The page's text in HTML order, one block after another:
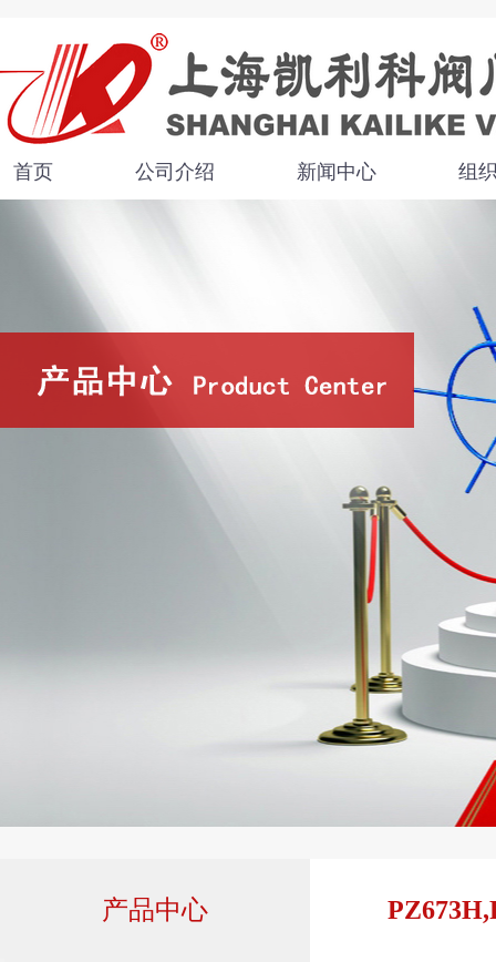
首页 公司介绍 新闻中心 组
产品中心